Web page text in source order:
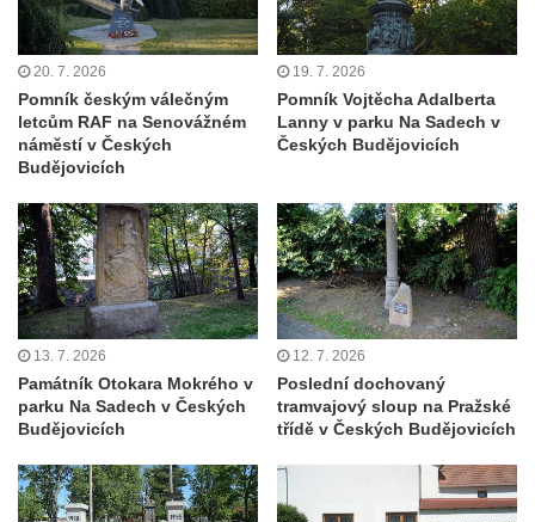
Starých Křečanech
Hrob rodiny Klingerových na hřbitově ve
Starých Křečanech
Pomník obětem 1. světové války v
Tyršových sadech v Jablonci nad Nisou
Pamětní desky obětem 1. světové války na
kapli svaté Alžběty Durynské v Dolních
Křečanech
Pomník Theodora Körnera v Tyršově ulici v
Šluknově
Pomník Františka Josefa I. u křížové cesty
ve Šluknově
Pamětní deska Polské armádě na budově
Kenotaf Richarda Grossmanna na hřbitově
v Dubé
20. 7. 2026
Pomník českým válečným
letcům RAF na Senovážném
náměstí v Českých
Budějovicích
19. 7. 2026
Pomník Vojtěcha Adalberta
Lanny v parku Na Sadech v
Českých Budějovicích
13. 7. 2026
Památník Otokara Mokrého v
parku Na Sadech v Českých
Budějovicích
12. 7. 2026
Poslední dochovaný
tramvajový sloup na Pražské
třídě v Českých Budějovicích